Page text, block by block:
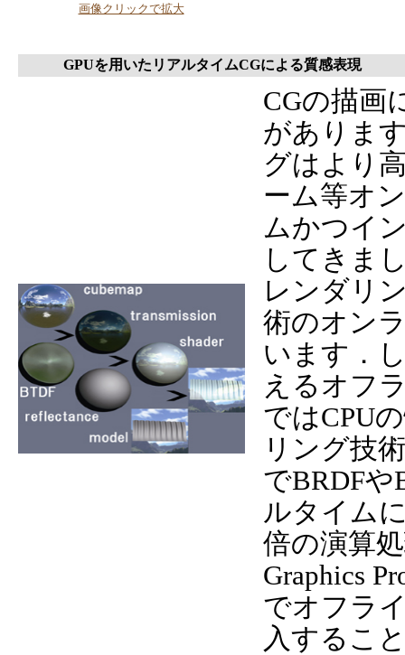
画像クリックで拡大
GPUを用いたリアルタイムCGによる質感表現
CGの描画
がありま
グはより
ーム等オ
ムかつイ
してきま
レンダリ
術のオン
います．
えるオフ
ではCPU
リング技
でBRDF
ルタイム
倍の演算
Graphics
でオフラ
入するこ